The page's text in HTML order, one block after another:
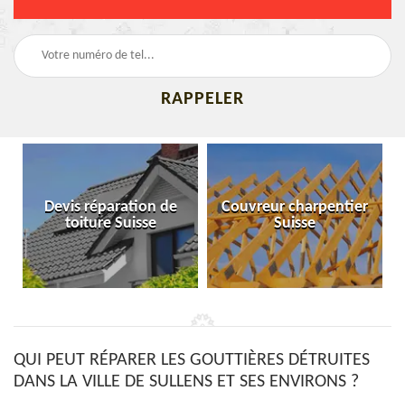
Devis réparation de
toiture Suisse
Couvreur charpentier
Suisse
QUI PEUT RÉPARER LES GOUTTIÈRES DÉTRUITES
DANS LA VILLE DE SULLENS ET SES ENVIRONS ?